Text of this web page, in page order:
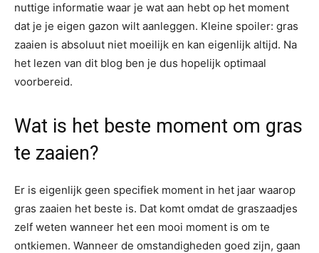
nuttige informatie waar je wat aan hebt op het moment
dat je je eigen gazon wilt aanleggen. Kleine spoiler: gras
zaaien is absoluut niet moeilijk en kan eigenlijk altijd. Na
het lezen van dit blog ben je dus hopelijk optimaal
voorbereid.
Wat is het beste moment om gras
te zaaien?
Er is eigenlijk geen specifiek moment in het jaar waarop
gras zaaien het beste is. Dat komt omdat de graszaadjes
zelf weten wanneer het een mooi moment is om te
ontkiemen. Wanneer de omstandigheden goed zijn, gaan